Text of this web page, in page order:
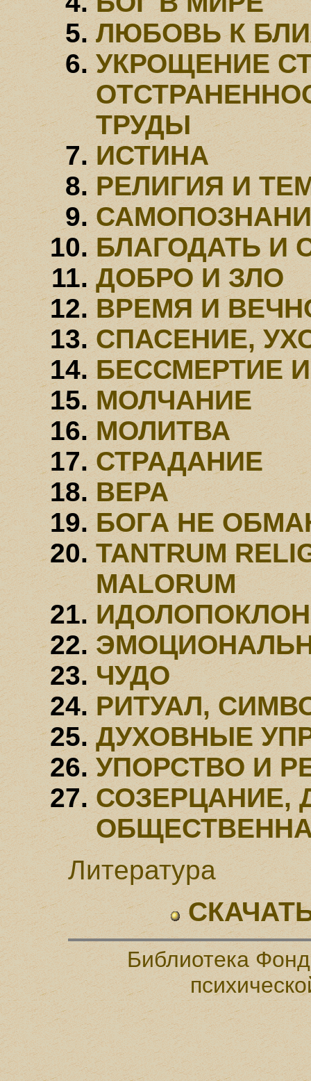
ЛЮБОВЬ К
УКРОЩЕНИЕ
ТРУДЫ
ИСТИНА
РЕЛИГИЯ И
БЛАГОДАТЬ И
ДОБРО И ЗЛО
ВРЕМЯ И
СПАСЕНИЕ,
БЕССМЕРТИЕ
МОЛЧАНИЕ
МОЛИТВА
СТРАДАНИЕ
ВЕРА
БОГА НЕ
TANTRUM
MALORUM
ЧУДО
РИТУАЛ,
ДУХОВНЫЕ
УПОРСТВО И
СОЗЕРЦАНИЕ,
Литература
Библиотека